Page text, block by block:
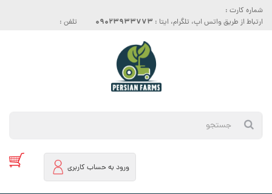
شماره کارت :
ارتباط از طریق واتس اپ، تلگرام، ایتا : 09023933773 تلفن :
ورود به حساب کاربری